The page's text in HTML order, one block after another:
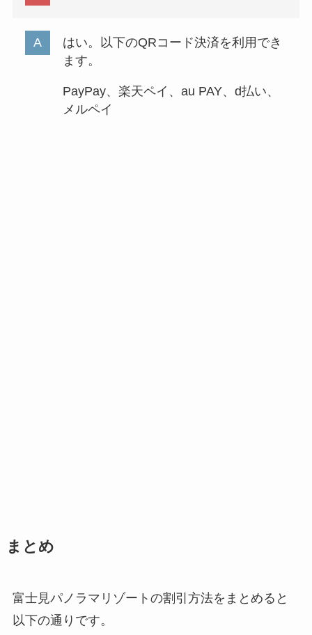
はい。以下のQRコード決済を利用でき
ます。
PayPay、楽天ペイ、au PAY、d払い、
メルペイ
まとめ
富士見パノラマリゾートの割引方法をまとめると
以下の通りです。